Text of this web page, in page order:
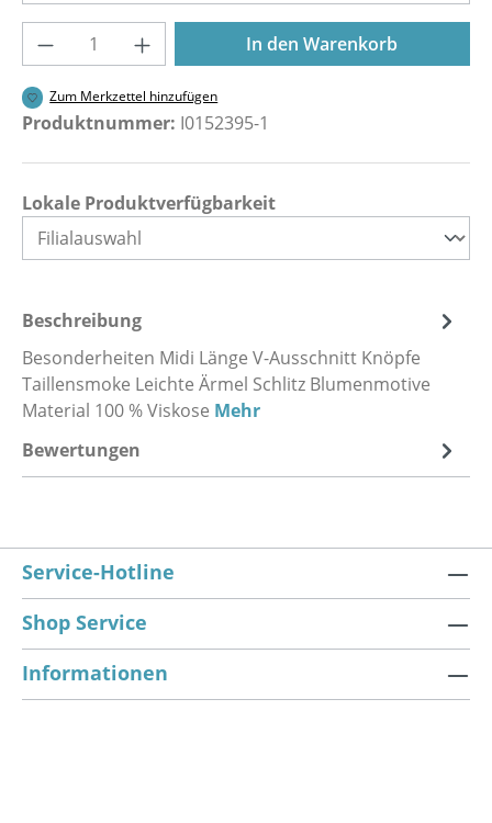
Produkt Anzahl: Gib den gewünschten
In den Warenkorb
Zum Merkzettel hinzufügen
Produktnummer: I0152395-1
Lokale Produktverfügbarkeit
Beschreibung
Besonderheiten Midi Länge V-Ausschnitt Knöpfe
Taillensmoke Leichte Ärmel Schlitz Blumenmotive
Material 100 % Viskose Mehr
Bewertungen
Service-Hotline
Shop Service
Informationen